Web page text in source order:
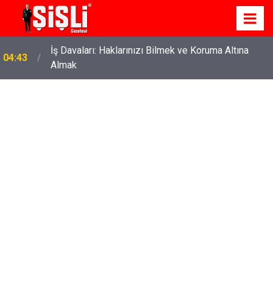
04:43
İş Davaları: Haklarınızı Bilmek ve Koruma Altına
Almak